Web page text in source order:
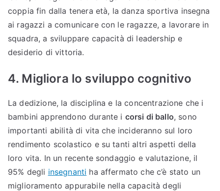
coppia fin dalla tenera età, la danza sportiva insegna
ai ragazzi a comunicare con le ragazze, a lavorare in
squadra, a sviluppare capacità di leadership e
desiderio di vittoria.
4. Migliora lo sviluppo cognitivo
La dedizione, la disciplina e la concentrazione che i
bambini apprendono durante i corsi di ballo, sono
importanti abilità di vita che incideranno sul loro
rendimento scolastico e su tanti altri aspetti della
loro vita. In un recente sondaggio e valutazione, il
95% degli insegnanti ha affermato che c’è stato un
miglioramento appurabile nella capacità degli